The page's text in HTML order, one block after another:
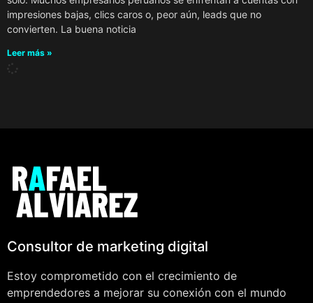
impresiones bajas, clics caros o, peor aún, leads que no
convierten. La buena noticia
Leer más »
Consultor de marketing digital
Estoy comprometido con el crecimiento de
emprendedores a mejorar su conexión con el mundo